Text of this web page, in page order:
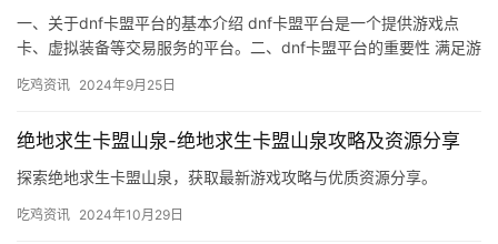
取技巧
一、关于dnf卡盟平台的基本介绍 dnf卡盟平台是一个提供游戏点
卡、虚拟装备等交易服务的平台。二、dnf卡盟平台的重要性 满足游
吃鸡资讯 2024年9月25日
绝地求生卡盟山泉-绝地求生卡盟山泉攻略及资源分享
探索绝地求生卡盟山泉，获取最新游戏攻略与优质资源分享。
吃鸡资讯 2024年10月29日